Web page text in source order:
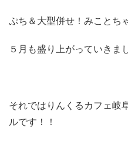
ぷち＆大型併せ！みことち
５月も盛り上がっていきま
それではりんくるカフェ岐
ルです！！